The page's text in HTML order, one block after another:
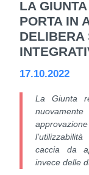
LA
PORTA IN
DELIBERA
17.10.2022
La Giunta
caccia da
invece delle